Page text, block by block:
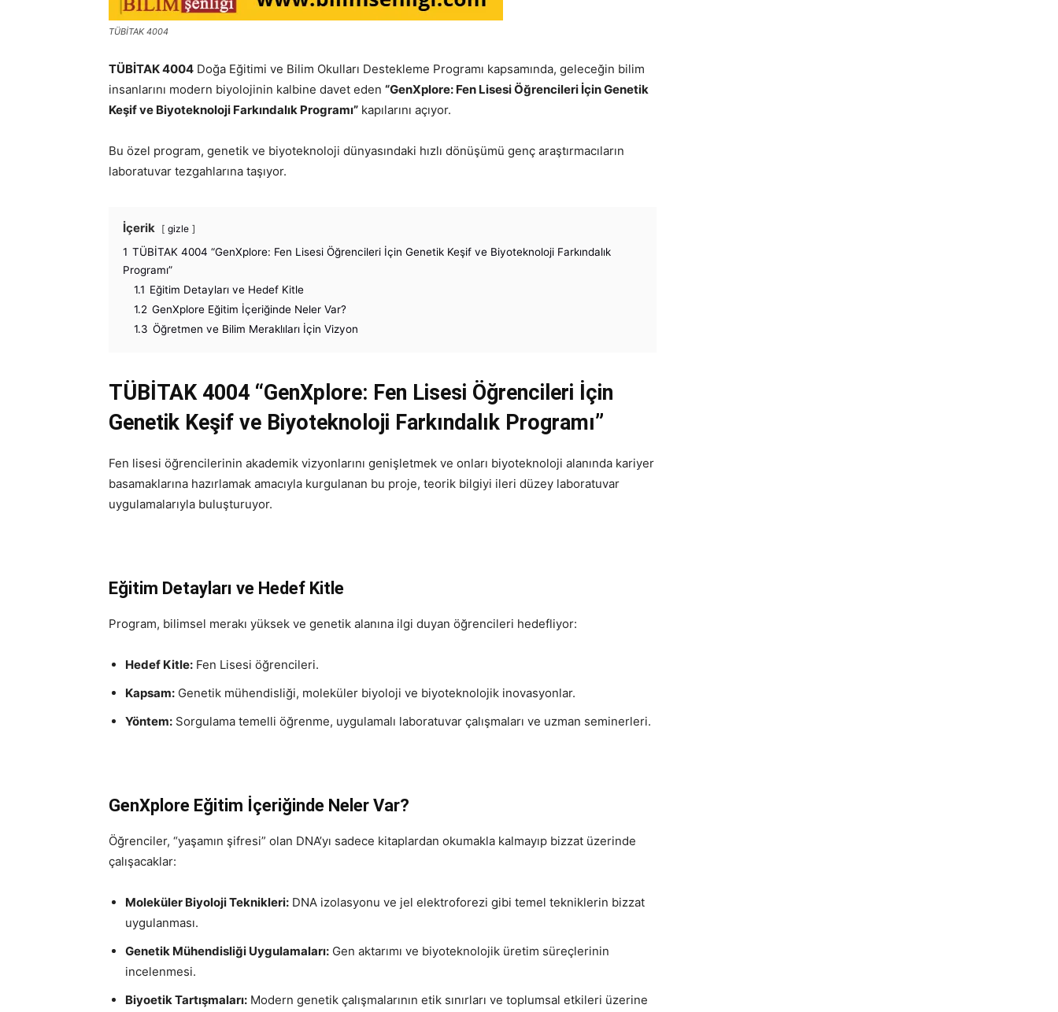
TÜBİTAK 4004
TÜBİTAK 4004 Doğa Eğitimi ve Bilim Okulları Destekleme Programı kapsamında, geleceğin bilim
insanlarını modern biyolojinin kalbine davet eden “GenXplore: Fen Lisesi Öğrencileri İçin Genetik
Keşif ve Biyoteknoloji Farkındalık Programı” kapılarını açıyor.
Bu özel program, genetik ve biyoteknoloji dünyasındaki hızlı dönüşümü genç araştırmacıların
laboratuvar tezgahlarına taşıyor.
İçerik gizle
1 TÜBİTAK 4004 “GenXplore: Fen Lisesi Öğrencileri İçin Genetik Keşif ve Biyoteknoloji Farkındalık
Programı”
1.1 Eğitim Detayları ve Hedef Kitle
1.2 GenXplore Eğitim İçeriğinde Neler Var?
1.3 Öğretmen ve Bilim Meraklıları İçin Vizyon
TÜBİTAK 4004 “GenXplore: Fen Lisesi Öğrencileri İçin
Genetik Keşif ve Biyoteknoloji Farkındalık Programı”
Fen lisesi öğrencilerinin akademik vizyonlarını genişletmek ve onları biyoteknoloji alanında kariyer
basamaklarına hazırlamak amacıyla kurgulanan bu proje, teorik bilgiyi ileri düzey laboratuvar
uygulamalarıyla buluşturuyor.
Eğitim Detayları ve Hedef Kitle
Program, bilimsel merakı yüksek ve genetik alanına ilgi duyan öğrencileri hedefliyor:
Hedef Kitle: Fen Lisesi öğrencileri.
Kapsam: Genetik mühendisliği, moleküler biyoloji ve biyoteknolojik inovasyonlar.
Yöntem: Sorgulama temelli öğrenme, uygulamalı laboratuvar çalışmaları ve uzman seminerleri.
GenXplore Eğitim İçeriğinde Neler Var?
Öğrenciler, “yaşamın şifresi” olan DNA’yı sadece kitaplardan okumakla kalmayıp bizzat üzerinde
çalışacaklar:
Moleküler Biyoloji Teknikleri: DNA izolasyonu ve jel elektroforezi gibi temel tekniklerin bizzat
uygulanması.
Genetik Mühendisliği Uygulamaları: Gen aktarımı ve biyoteknolojik üretim süreçlerinin
incelenmesi.
Biyoetik Tartışmaları: Modern genetik çalışmalarının etik sınırları ve toplumsal etkileri üzerine